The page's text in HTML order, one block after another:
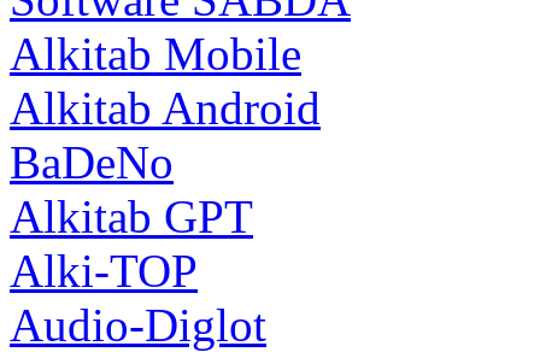
Alkitab Mobile
Alkitab Android
BaDeNo
Alkitab GPT
Alki-TOP
Audio-Diglot